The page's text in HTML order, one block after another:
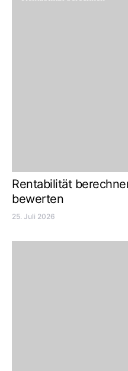
Rentabilität
bewerten
25. Juli 2026